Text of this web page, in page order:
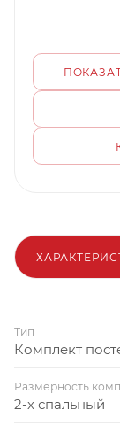
Тип
Комплект
Размерность
2-х спальный